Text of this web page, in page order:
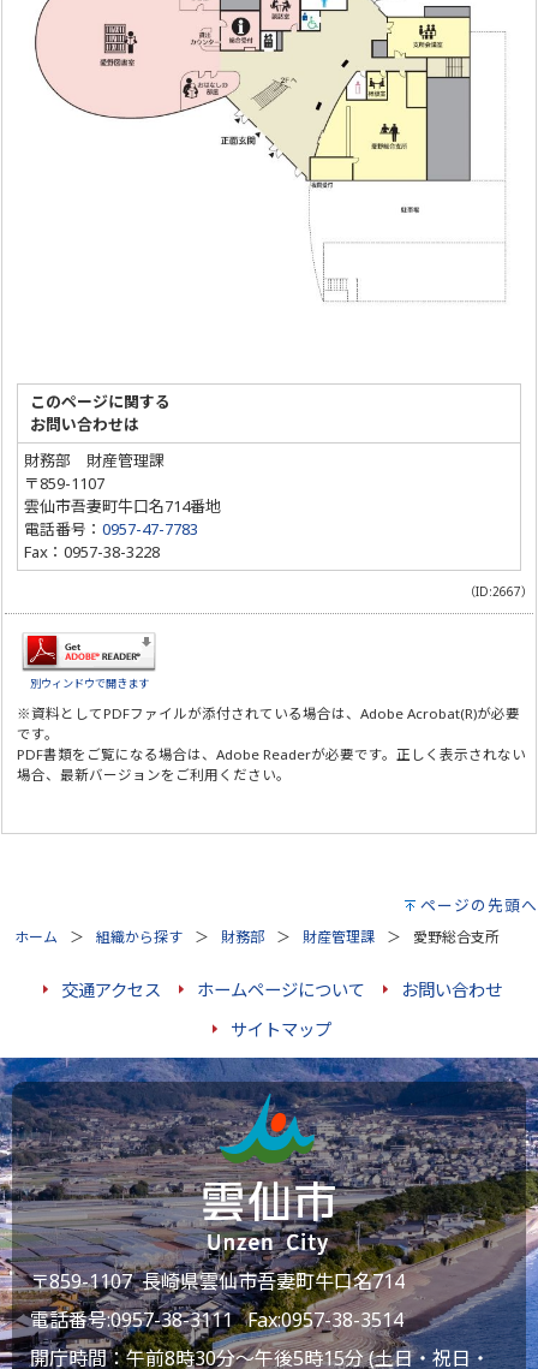
このページに関する
お問い合わせは
財務部 財産管理課
〒859-1107
雲仙市吾妻町牛口名714番地
電話番号：0957-47-7783
Fax：0957-38-3228
（ID:2667）
別ウィンドウで開きます
※資料としてPDFファイルが添付されている場合は、Adobe Acrobat(R)が必要
です。
PDF書類をご覧になる場合は、Adobe Readerが必要です。正しく表示されない
場合、最新バージョンをご利用ください。
ページの先頭へ
ホーム 組織から探す 財務部 財産管理課 愛野総合支所
交通アクセス ホームページについて
お問い合わせ
サイトマップ
〒859-1107 長崎県雲仙市吾妻町牛口名714
電話番号:0957-38-3111Fax:0957-38-3514
開庁時間：午前8時30分～午後5時15分 (土日・祝日・